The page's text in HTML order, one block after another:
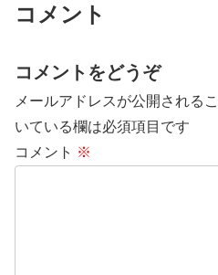
コメント
コメントをどうぞ
メールアドレスが公開される
いている欄は必須項目です
コメント ※